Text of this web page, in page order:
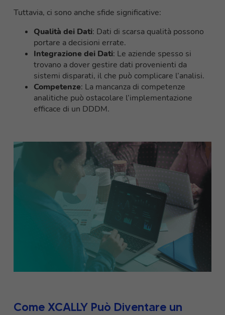
Tuttavia, ci sono anche sfide significative:
Qualità dei Dati: Dati di scarsa qualità possono
portare a decisioni errate.
Integrazione dei Dati: Le aziende spesso si
trovano a dover gestire dati provenienti da
sistemi disparati, il che può complicare l’analisi.
Competenze: La mancanza di competenze
analitiche può ostacolare l’implementazione
efficace di un DDDM.
Come XCALLY Può Diventare un